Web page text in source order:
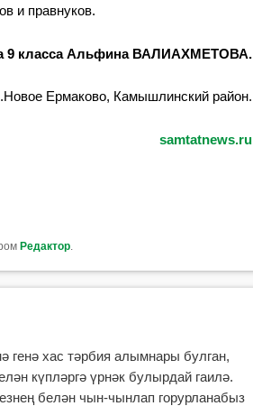
и правнуков.
9 класса Альфина ВАЛИАХМЕТОВА.
Ермаково, Камышлинский район.
samtatnews.ru
Редактор.
генә хас тәрбия алымнары булган,
күпләргә үрнәк булырдай гаилә.
белән чын-чынлап горурланабыз